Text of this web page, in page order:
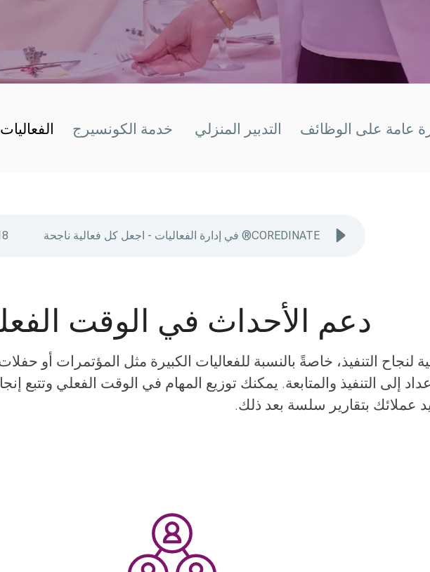
عامة على الوظائف التدبير المنزلي خدمة الكونسيرج الفعاليات
COREDINATE® في إدارة الفعاليات - اجعل كل فعالية ناجحة
دعم الأحداث في الوقت
لنجاح التنفيذ، خاصةً بالنسبة للفعاليات الكبيرة مثل المؤتمرات أو
إلى التنفيذ والمتابعة. يمكنك توزيع المهام في الوقت الفعلي وتتبع
عملائك بتقارير سلسة بعد ذلك.